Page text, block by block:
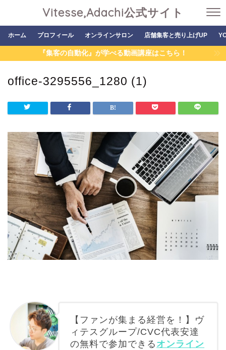
Vitesse,Adachi公式サイト
ホーム プロフィール オンラインサロン 店舗集客と売り上げUP
『集客の自動化』が学べる動画講座はこちら！
office-3295556_1280 (1)
【ファンが集まる経営を！】ヴ
ィテスグループ/CVC代表安達
の無料で参加できる オンライン